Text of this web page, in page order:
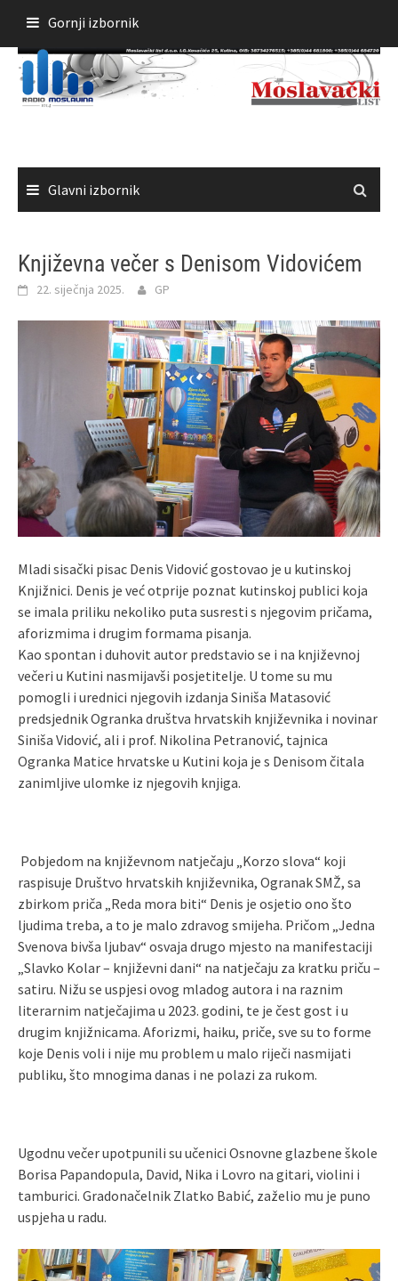
sadržaja
Gornji izbornik
Glavni izbornik
Književna večer s Denisom Vidovićem
22. siječnja 2025. GP
Mladi sisački pisac Denis Vidović gostovao je u kutinskoj
Knjižnici. Denis je već otprije poznat kutinskoj publici koja
se imala priliku nekoliko puta susresti s njegovim pričama,
aforizmima i drugim formama pisanja.
Kao spontan i duhovit autor predstavio se i na književnoj
večeri u Kutini nasmijavši posjetitelje. U tome su mu
pomogli i urednici njegovih izdanja Siniša Matasović
predsjednik Ogranka društva hrvatskih književnika i novinar
Siniša Vidović, ali i prof. Nikolina Petranović, tajnica
Ogranka Matice hrvatske u Kutini koja je s Denisom čitala
zanimljive ulomke iz njegovih knjiga.
Pobjedom na književnom natječaju „Korzo slova“ koji
raspisuje Društvo hrvatskih književnika, Ogranak SMŽ, sa
zbirkom priča „Reda mora biti“ Denis je osjetio ono što
ljudima treba, a to je malo zdravog smijeha. Pričom „Jedna
Svenova bivša ljubav“ osvaja drugo mjesto na manifestaciji
„Slavko Kolar – književni dani“ na natječaju za kratku priču –
satiru. Nižu se uspjesi ovog mladog autora i na raznim
literarnim natječajima u 2023. godini, te je čest gost i u
drugim knjižnicama. Aforizmi, haiku, priče, sve su to forme
koje Denis voli i nije mu problem u malo riječi nasmijati
publiku, što mnogima danas i ne polazi za rukom.
Ugodnu večer upotpunili su učenici Osnovne glazbene škole
Borisa Papandopula, David, Nika i Lovro na gitari, violini i
tamburici. Gradonačelnik Zlatko Babić, zaželio mu je puno
uspjeha u radu.